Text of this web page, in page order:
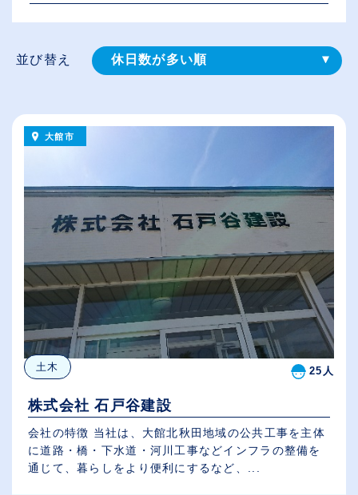
並び替え 休日数が多い順
従業員が多い順
大館市
土木 25人
株式会社 石戸谷建設
会社の特徴 当社は、大館北秋田地域の公共工事を主体
に道路・橋・下水道・河川工事などインフラの整備を
通じて、暮らしをより便利にするなど、...